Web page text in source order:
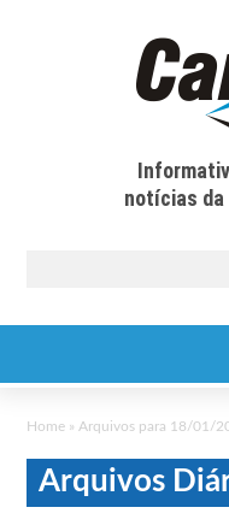
notícias
Home » Arquivos para 18/01/
Arquivos